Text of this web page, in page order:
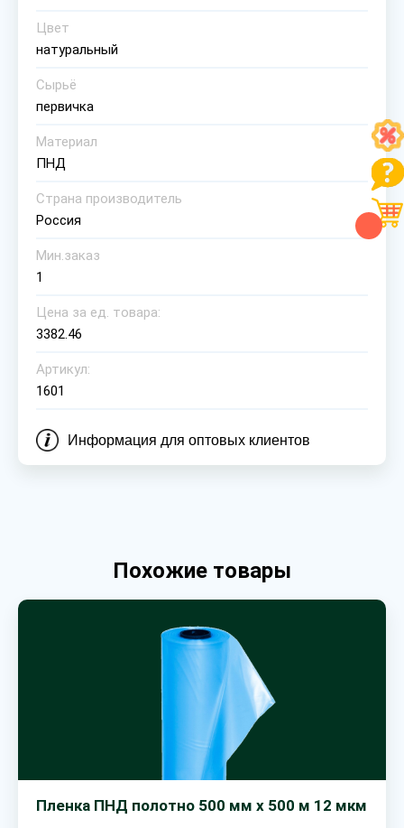
Цвет
натуральный
Сырьё
первичка
Материал
ПНД
Страна производитель
Россия
Мин.заказ
1
Цена за ед. товара:
3382.46
Артикул:
1601
Информация для оптовых клиентов
Похожие товары
Пленка ПНД полотно 500 мм х 500 м 12 мкм